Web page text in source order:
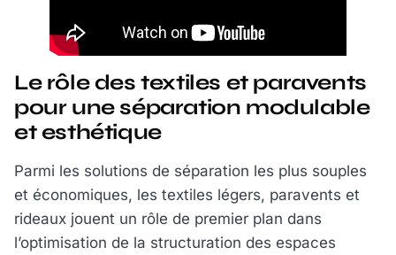
Le rôle des textiles et paravents
pour une séparation modulable
et esthétique
Parmi les solutions de séparation les plus souples
et économiques, les textiles légers, paravents et
rideaux jouent un rôle de premier plan dans
l’optimisation de la structuration des espaces